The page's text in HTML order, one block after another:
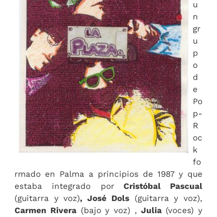
u
n
gr
u
p
o
d
e
Po
p-
R
oc
k
fo
rmado en Palma a principios de 1987 y que
estaba integrado porCristóbal Pascual
(guitarra y voz), José Dols(guitarra y voz),
Carmen Rivera(bajo y voz) , Julia(voces) y